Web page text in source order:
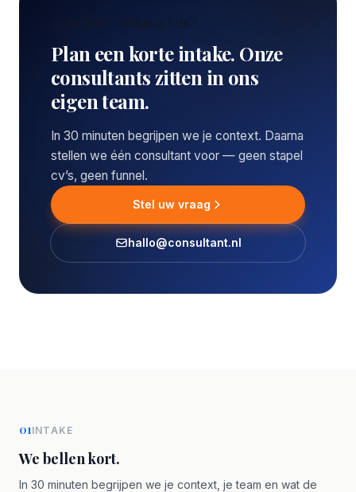
CONCREET VRAAGSTUK?
Plan een korte intake. Onze
consultants zitten in ons
eigen team.
In 30 minuten begrijpen we je context. Daarna
stellen we één consultant voor — geen stapel
cv’s, geen funnel.
Stel uw vraag
hallo@consultant.nl
01INTAKE
We bellen kort.
In 30 minuten begrijpen we je context, je team en wat de